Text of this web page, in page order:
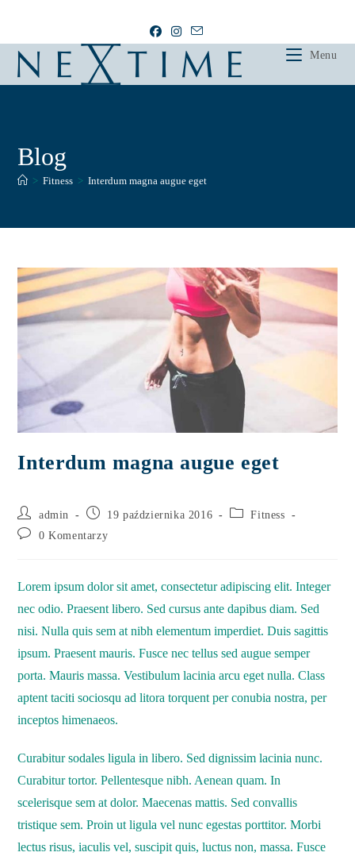
Menu
Blog
> Fitness > Interdum magna augue eget
Interdum magna augue eget
admin 19 października 2016
Fitness
0 Komentarzy
Lorem ipsum dolor sit amet, consectetur adipiscing elit. Integer
nec odio. Praesent libero. Sed cursus ante dapibus diam. Sed
nisi. Nulla quis sem at nibh elementum imperdiet. Duis sagittis
ipsum. Praesent mauris. Fusce nec tellus sed augue semper
porta. Mauris massa. Vestibulum lacinia arcu eget nulla. Class
aptent taciti sociosqu ad litora torquent per conubia nostra, per
inceptos himenaeos.
Curabitur sodales ligula in libero. Sed dignissim lacinia nunc.
Curabitur tortor. Pellentesque nibh. Aenean quam. In
scelerisque sem at dolor. Maecenas mattis. Sed convallis
tristique sem. Proin ut ligula vel nunc egestas porttitor. Morbi
lectus risus, iaculis vel, suscipit quis, luctus non, massa. Fusce